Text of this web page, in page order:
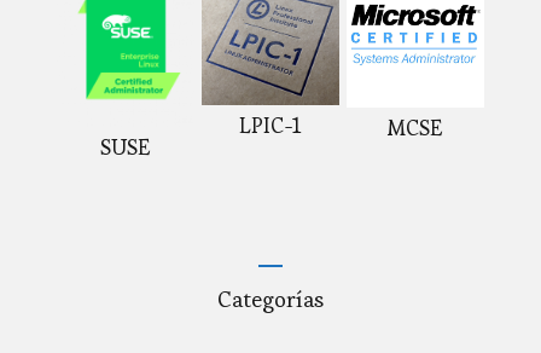
SUSE
LPIC-1 MCSE
Categorías